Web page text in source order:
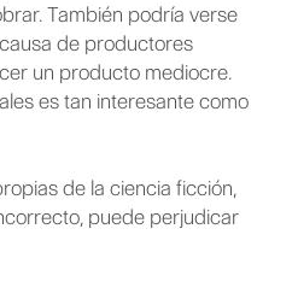
También podría verse
de productores
un producto mediocre.
es tan interesante como
de la ciencia ficción,
puede perjudicar